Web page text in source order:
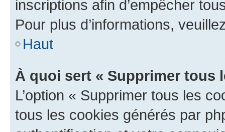
inscriptions afin d’empêcher
Pour plus d’informations,
Haut
À quoi sert « Supprimer tous
L’option « Supprimer tous les
tous les cookies générés par